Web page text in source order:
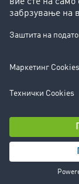
Импресум
Општи услови
©